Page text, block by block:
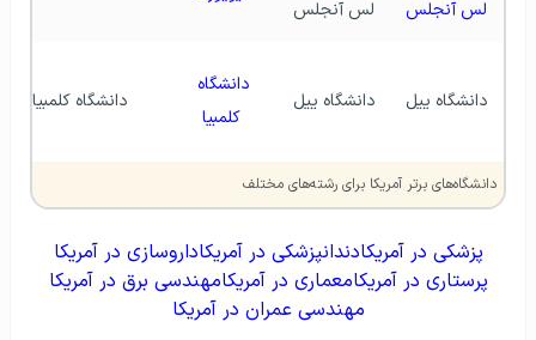
لس آنجلس
لس آنجلس
دانشگاه ییل دانشگاه ییل
کلمبیا
دانشگاه کلمبیا
دانشگاه‌های برتر آمریکا برای رشته‌های مختلف
پزشکی در آمریکادندانپزشکی در آمریکاداروسازی در آمریکا
پرستاری در آمریکامعماری در آمریکامهندسی برق در آمریکا
مهندسی عمران در آمریکا